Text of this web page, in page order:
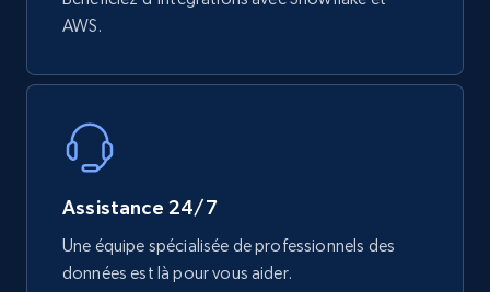
Mouser - Products
Manufacturer url, and more.
eCommerce
717+ 91+
AWS.
Assistance 24/7
Une équipe spécialisée de professionnels des
données est là pour vous aider.